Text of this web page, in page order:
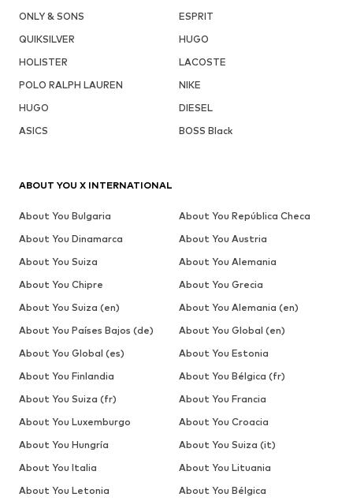
ONLY & SONS
ESPRIT
QUIKSILVER
HUGO
HOLISTER
LACOSTE
POLO RALPH LAUREN
NIKE
HUGO
DIESEL
ASICS
BOSS Black
ABOUT YOU X INTERNATIONAL
About You Bulgaria
About You República Checa
About You Dinamarca
About You Austria
About You Suiza
About You Alemania
About You Chipre
About You Grecia
About You Suiza (en)
About You Alemania (en)
About You Países Bajos (de)
About You Global (en)
About You Global (es)
About You Estonia
About You Finlandia
About You Bélgica (fr)
About You Suiza (fr)
About You Francia
About You Luxemburgo
About You Croacia
About You Hungría
About You Suiza (it)
About You Italia
About You Lituania
About You Letonia
About You Bélgica